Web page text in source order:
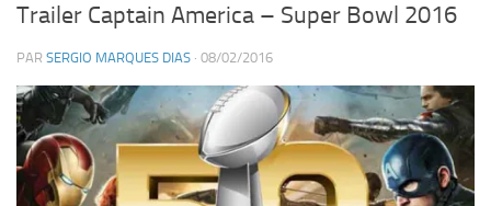
Trailer Captain America – Super Bowl 2016
PAR SERGIO MARQUES DIAS · 08/02/2016